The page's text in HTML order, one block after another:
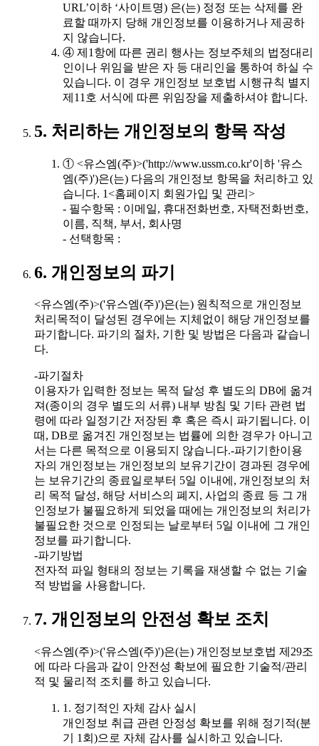
URL’이하 ‘사이트명) 은(는) 정정 또는 삭제를 완
료할 때까지 당해 개인정보를 이용하거나 제공하
지 않습니다.
④ 제1항에 따른 권리 행사는 정보주체의 법정대리
인이나 위임을 받은 자 등 대리인을 통하여 하실 수
있습니다. 이 경우 개인정보 보호법 시행규칙 별지
제11호 서식에 따른 위임장을 제출하셔야 합니다.
5. 처리하는 개인정보의 항목 작성
① <유스엠(주)>('http://www.ussm.co.kr'이하 '유스
엠(주)')은(는) 다음의 개인정보 항목을 처리하고 있
습니다. 1<홈페이지 회원가입 및 관리>
- 필수항목 : 이메일, 휴대전화번호, 자택전화번호,
이름, 직책, 부서, 회사명
- 선택항목 :
6. 개인정보의 파기
<유스엠(주)>('유스엠(주)')은(는) 원칙적으로 개인정보
처리목적이 달성된 경우에는 지체없이 해당 개인정보를
파기합니다. 파기의 절차, 기한 및 방법은 다음과 같습니
다.
-파기절차
이용자가 입력한 정보는 목적 달성 후 별도의 DB에 옮겨
져(종이의 경우 별도의 서류) 내부 방침 및 기타 관련 법
령에 따라 일정기간 저장된 후 혹은 즉시 파기됩니다. 이
때, DB로 옮겨진 개인정보는 법률에 의한 경우가 아니고
서는 다른 목적으로 이용되지 않습니다.-파기기한이용
자의 개인정보는 개인정보의 보유기간이 경과된 경우에
는 보유기간의 종료일로부터 5일 이내에, 개인정보의 처
리 목적 달성, 해당 서비스의 폐지, 사업의 종료 등 그 개
인정보가 불필요하게 되었을 때에는 개인정보의 처리가
불필요한 것으로 인정되는 날로부터 5일 이내에 그 개인
정보를 파기합니다.
-파기방법
전자적 파일 형태의 정보는 기록을 재생할 수 없는 기술
적 방법을 사용합니다.
7. 개인정보의 안전성 확보 조치
<유스엠(주)>('유스엠(주)')은(는) 개인정보보호법 제29조
에 따라 다음과 같이 안전성 확보에 필요한 기술적/관리
적 및 물리적 조치를 하고 있습니다.
1. 정기적인 자체 감사 실시
개인정보 취급 관련 안정성 확보를 위해 정기적(분
기 1회)으로 자체 감사를 실시하고 있습니다.